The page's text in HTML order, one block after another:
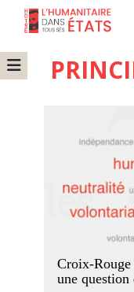
Croix-Rouge
une